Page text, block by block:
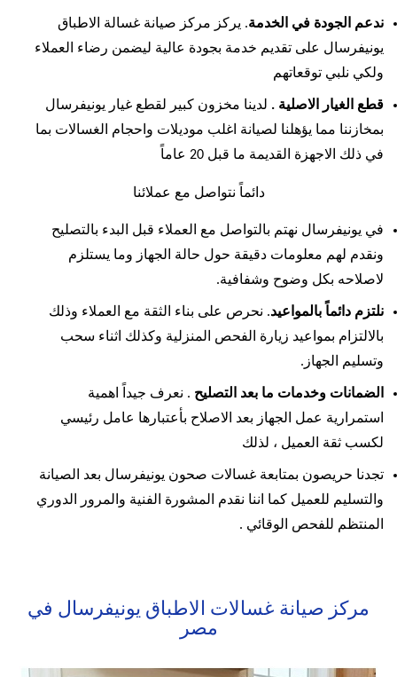
ندعم الجودة في الخدمة. يركز مركز صيانة غسالة الاطباق
يونيفرسال على تقديم خدمة بجودة عالية ليضمن رضاء العملاء
ولكي نلبي توقعاتهم
قطع الغيار الاصلية . لدينا مخزون كبير لقطع غيار يونيفرسال
بمخازننا مما يؤهلنا لصيانة اغلب موديلات واحجام الغسالات بما
في ذلك الاجهزة القديمة ما قبل 20 عاماً
دائماً نتواصل مع عملائنا
في يونيفرسال نهتم بالتواصل مع العملاء قبل البدء بالتصليح
ونقدم لهم معلومات دقيقة حول حالة الجهاز وما يستلزم
لاصلاحه بكل وضوح وشفافية.
نلتزم دائماً بالمواعيد. نحرص على بناء الثقة مع العملاء وذلك
بالالتزام بمواعيد زيارة الفحص المنزلية وكذلك اثناء سحب
وتسليم الجهاز.
الضمانات وخدمات ما بعد التصليح . نعرف جيداً اهمية
استمرارية عمل الجهاز بعد الاصلاح بأعتبارها عامل رئيسي
لكسب ثقة العميل ، لذلك
تجدنا حريصون بمتابعة غسالات صحون يونيفرسال بعد الصيانة
والتسليم للعميل كما اننا نقدم المشورة الفنية والمرور الدوري
المنتظم للفحص الوقائي .
مركز صيانة غسالات الاطباق يونيفرسال في
مصر